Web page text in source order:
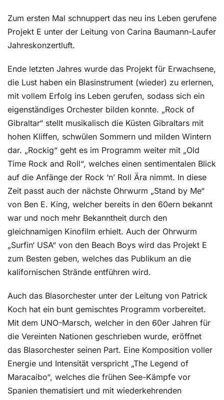
Zum ersten Mal schnuppert das neu ins Leben gerufene
Projekt E unter der Leitung von Carina Baumann-Laufer
Jahreskonzertluft.
Ende letzten Jahres wurde das Projekt für Erwachsene,
die Lust haben ein Blasinstrument (wieder) zu erlernen,
mit vollem Erfolg ins Leben gerufen, sodass sich ein
eigenständiges Orchester bilden konnte. „Rock of
Gibraltar“ stellt musikalisch die Küsten Gibraltars mit
hohen Kliffen, schwülen Sommern und milden Wintern
dar. „Rockig“ geht es im Programm weiter mit „Old
Time Rock and Roll“, welches einen sentimentalen Blick
auf die Anfänge der Rock ‘n’ Roll Ära nimmt. In diese
Zeit passt auch der nächste Ohrwurm „Stand by Me“
von Ben E. King, welcher bereits in den 60ern bekannt
war und noch mehr Bekanntheit durch den
gleichnamigen Kinofilm erhielt. Auch der Ohrwurm
„Surfin‘ USA“ von den Beach Boys wird das Projekt E
zum Besten geben, welches das Publikum an die
kalifornischen Strände entführen wird.
Auch das Blasorchester unter der Leitung von Patrick
Koch hat ein bunt gemischtes Programm vorbereitet.
Mit dem UNO-Marsch, welcher in den 60er Jahren für
die Vereinten Nationen geschrieben wurde, eröffnet
das Blasorchester seinen Part. Eine Komposition voller
Energie und Intensität verspricht „The Legend of
Maracaibo“, welches die frühen See-Kämpfe vor
Spanien thematisiert und mit wiederkehrenden